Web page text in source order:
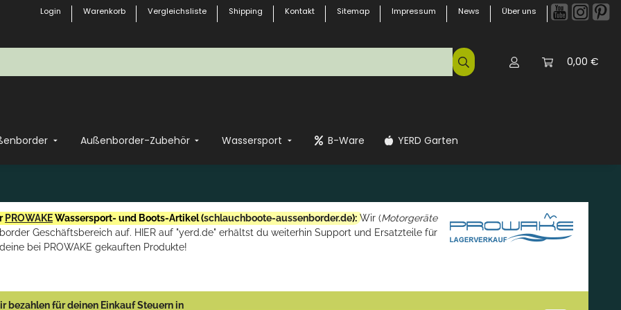
Login Warenkorb Vergleichsliste Shipping Kontakt Sitemap Impressum News Über uns
0,00 €
Außenborder-Zubehör Wassersport B-Ware YERD Garten
PROWAKEWassersport- und Boots-Artikel (schlauchboote-aussenborder.de): Wir (Motorgeräte
Geschäftsbereich auf. HIER auf "yerd.de" erhältst du weiterhin Support und Ersatzteile für
deine bei PROWAKE gekauften Produkte!
bezahlen für deinen Einkauf Steuern in